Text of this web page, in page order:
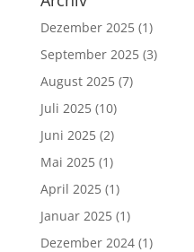
Dezember 2025(1)
September 2025(3)
August 2025(7)
Juli 2025(10)
Juni 2025(2)
Mai 2025(1)
April 2025(1)
Januar 2025(1)
Dezember 2024(1)